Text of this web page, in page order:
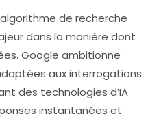
de recherche
dans la manière dont
Google ambitionne
aux interrogations
des technologies d’IA
instantanées et